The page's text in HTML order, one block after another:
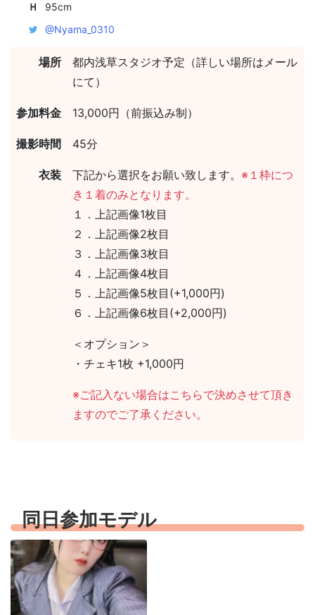
Ｈ
95cm
@Nyama_0310
場所
都内浅草スタジオ予定（詳しい場所はメール
にて）
参加料金 13,000円（前振込み制）
撮影時間 45分
衣装 下記から選択をお願い致します。 ※１枠につ
き１着のみとなります。
１．上記画像1枚目
２．上記画像2枚目
３．上記画像3枚目
４．上記画像4枚目
５．上記画像5枚目(+1,000円)
６．上記画像6枚目(+2,000円)
＜オプション＞
・チェキ1枚 +1,000円
※ご記入ない場合はこちらで決めさせて頂き
ますのでご了承ください。
同日参加モデル